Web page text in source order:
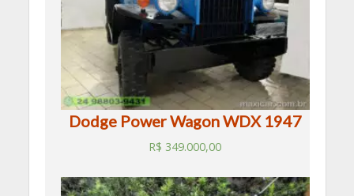
Dodge Power Wagon WDX 1947
R$ 349.000,00